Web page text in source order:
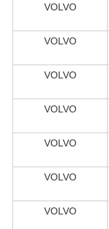
VOLVO
VOLVO
VOLVO
VOLVO
VOLVO
VOLVO
VOLVO